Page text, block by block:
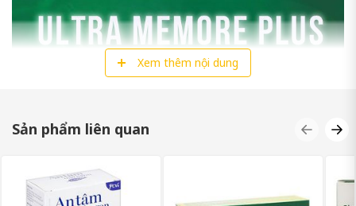
Xem thêm nội dung
Sản phẩm liên quan